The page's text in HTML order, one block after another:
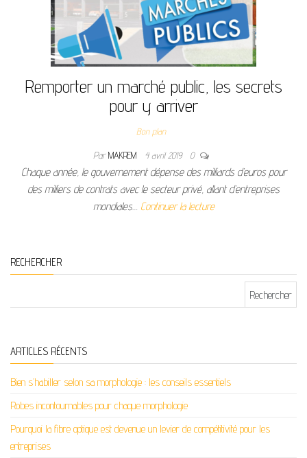
Remporter un marché public, les secrets
pour y arriver
Bon plan
ParMAKREM 4 avril 2019 0
Chaque année, le gouvernement dépense des milliards d’euros pour
des milliers de contrats avec le secteur privé, allant d’entreprises
mondiales… Continuer la lecture
RECHERCHER
ARTICLES RÉCENTS
Bien s’habiller selon sa morphologie : les conseils essentiels
Robes incontournables pour chaque morphologie
Pourquoi la fibre optique est devenue un levier de compétitivité pour les
entreprises